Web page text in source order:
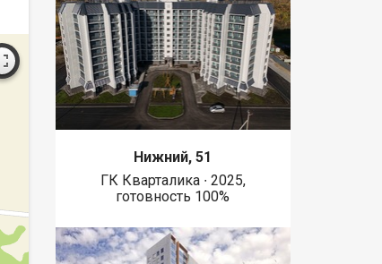
Нижний, 51
ГК Кварталика ∙ 2025,
готовность 100%